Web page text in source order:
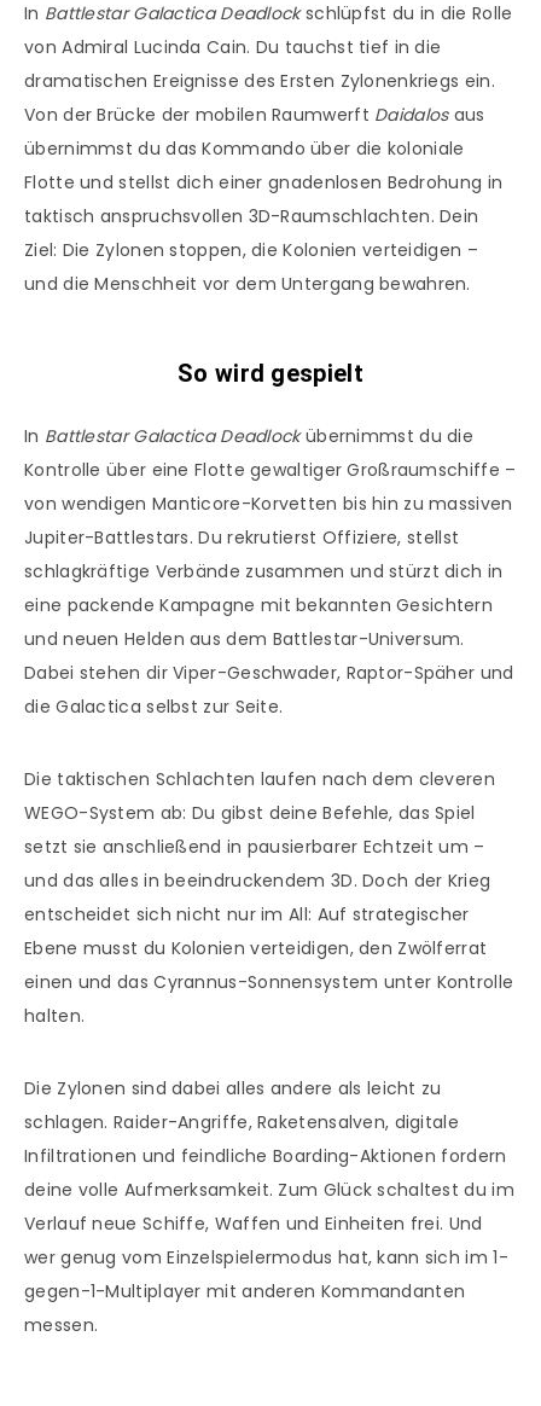
In Battlestar Galactica Deadlockschlüpfst du in die Rolle
von Admiral Lucinda Cain. Du tauchst tief in die
dramatischen Ereignisse des Ersten Zylonenkriegs ein.
Von der Brücke der mobilen Raumwerft Daidalosaus
übernimmst du das Kommando über die koloniale
Flotte und stellst dich einer gnadenlosen Bedrohung in
taktisch anspruchsvollen 3D-Raumschlachten. Dein
Ziel: Die Zylonen stoppen, die Kolonien verteidigen –
und die Menschheit vor dem Untergang bewahren.
So wird gespielt
In Battlestar Galactica Deadlockübernimmst du die
Kontrolle über eine Flotte gewaltiger Großraumschiffe –
von wendigen Manticore-Korvetten bis hin zu massiven
Jupiter-Battlestars. Du rekrutierst Offiziere, stellst
schlagkräftige Verbände zusammen und stürzt dich in
eine packende Kampagne mit bekannten Gesichtern
und neuen Helden aus dem Battlestar-Universum.
Dabei stehen dir Viper-Geschwader, Raptor-Späher und
die Galactica selbst zur Seite.
Die taktischen Schlachten laufen nach dem cleveren
WEGO-System ab: Du gibst deine Befehle, das Spiel
setzt sie anschließend in pausierbarer Echtzeit um –
und das alles in beeindruckendem 3D. Doch der Krieg
entscheidet sich nicht nur im All: Auf strategischer
Ebene musst du Kolonien verteidigen, den Zwölferrat
einen und das Cyrannus-Sonnensystem unter Kontrolle
halten.
Die Zylonen sind dabei alles andere als leicht zu
schlagen. Raider-Angriffe, Raketensalven, digitale
Infiltrationen und feindliche Boarding-Aktionen fordern
deine volle Aufmerksamkeit. Zum Glück schaltest du im
Verlauf neue Schiffe, Waffen und Einheiten frei. Und
wer genug vom Einzelspielermodus hat, kann sich im 1-
gegen-1-Multiplayer mit anderen Kommandanten
messen.